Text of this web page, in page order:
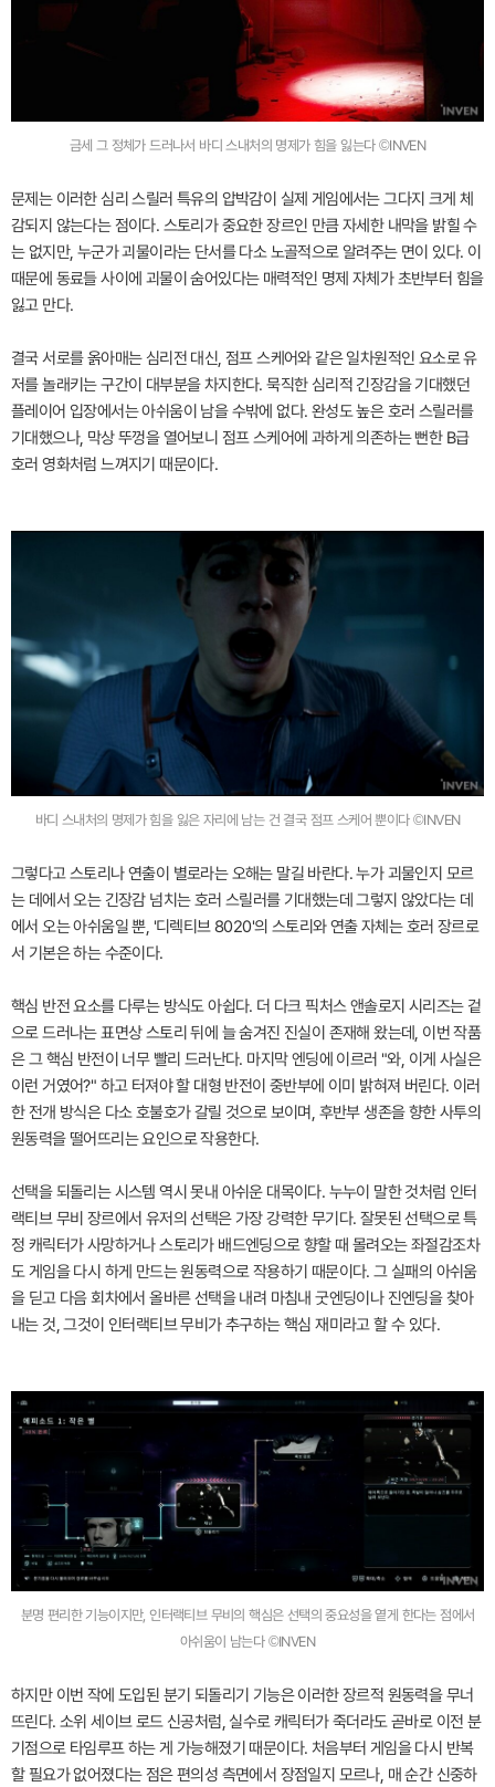
금세 그 정체가 드러나서 바디 스내처의 명제가 힘을 잃는다 ©INVEN
문제는 이러한 심리 스릴러 특유의 압박감이 실제 게임에서는 그다지 크게 체
감되지 않는다는 점이다. 스토리가 중요한 장르인 만큼 자세한 내막을 밝힐 수
는 없지만, 누군가 괴물이라는 단서를 다소 노골적으로 알려주는 면이 있다. 이
때문에 동료들 사이에 괴물이 숨어있다는 매력적인 명제 자체가 초반부터 힘을
잃고 만다.
결국 서로를 옭아매는 심리전 대신, 점프 스케어와 같은 일차원적인 요소로 유
저를 놀래키는 구간이 대부분을 차지한다. 묵직한 심리적 긴장감을 기대했던
플레이어 입장에서는 아쉬움이 남을 수밖에 없다. 완성도 높은 호러 스릴러를
기대했으나, 막상 뚜껑을 열어보니 점프 스케어에 과하게 의존하는 뻔한 B급
호러 영화처럼 느껴지기 때문이다.
바디 스내처의 명제가 힘을 잃은 자리에 남는 건 결국 점프 스케어 뿐이다 ©INVEN
그렇다고 스토리나 연출이 별로라는 오해는 말길 바란다. 누가 괴물인지 모르
는 데에서 오는 긴장감 넘치는 호러 스릴러를 기대했는데 그렇지 않았다는 데
에서 오는 아쉬움일 뿐, '디렉티브 8020'의 스토리와 연출 자체는 호러 장르로
서 기본은 하는 수준이다.
핵심 반전 요소를 다루는 방식도 아쉽다. 더 다크 픽처스 앤솔로지 시리즈는 겉
으로 드러나는 표면상 스토리 뒤에 늘 숨겨진 진실이 존재해 왔는데, 이번 작품
은 그 핵심 반전이 너무 빨리 드러난다. 마지막 엔딩에 이르러 "와, 이게 사실은
이런 거였어?" 하고 터져야 할 대형 반전이 중반부에 이미 밝혀져 버린다. 이러
한 전개 방식은 다소 호불호가 갈릴 것으로 보이며, 후반부 생존을 향한 사투의
원동력을 떨어뜨리는 요인으로 작용한다.
선택을 되돌리는 시스템 역시 못내 아쉬운 대목이다. 누누이 말한 것처럼 인터
랙티브 무비 장르에서 유저의 선택은 가장 강력한 무기다. 잘못된 선택으로 특
정 캐릭터가 사망하거나 스토리가 배드엔딩으로 향할 때 몰려오는 좌절감조차
도 게임을 다시 하게 만드는 원동력으로 작용하기 때문이다. 그 실패의 아쉬움
을 딛고 다음 회차에서 올바른 선택을 내려 마침내 굿엔딩이나 진엔딩을 찾아
내는 것, 그것이 인터랙티브 무비가 추구하는 핵심 재미라고 할 수 있다.
분명 편리한 기능이지만, 인터랙티브 무비의 핵심은 선택의 중요성을 옅게 한다는 점에서
아쉬움이 남는다 ©INVEN
하지만 이번 작에 도입된 분기 되돌리기 기능은 이러한 장르적 원동력을 무너
뜨린다. 소위 세이브 로드 신공처럼, 실수로 캐릭터가 죽더라도 곧바로 이전 분
기점으로 타임루프 하는 게 가능해졌기 때문이다. 처음부터 게임을 다시 반복
할 필요가 없어졌다는 점은 편의성 측면에서 장점일지 모르나, 매 순간 신중하